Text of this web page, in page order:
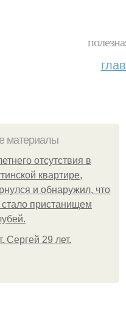
материалы
отсутствия в
квартире,
и обнаружил, что
пристанищем
Сергей 29 лет.